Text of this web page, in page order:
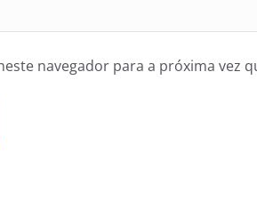
navegador para a próxima vez